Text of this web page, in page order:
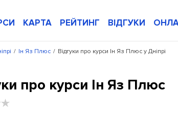
КАРТА РЕЙТИНГ ВІДГУКИ
/ /
Ін Яз Плюс Відгуки про курси Ін Яз Плюс у Дніпрі
про курси Ін Яз Плюс